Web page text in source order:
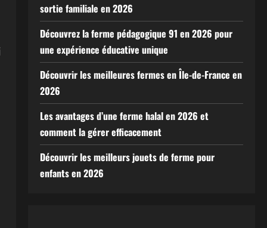
sortie familiale en 2026
Découvrez la ferme pédagogique 91 en 2026 pour
une expérience éducative unique
Découvrir les meilleures fermes en Île-de-France en
2026
Les avantages d’une ferme halal en 2026 et
comment la gérer efficacement
Découvrir les meilleurs jouets de ferme pour
enfants en 2026